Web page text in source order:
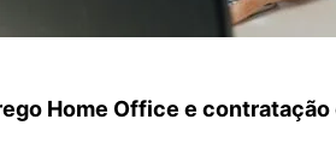
Home Office e